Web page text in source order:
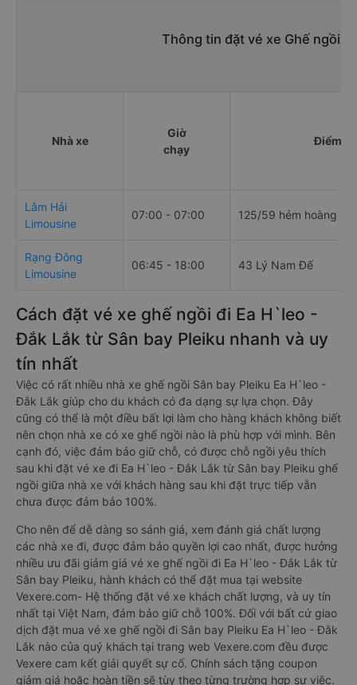
Thông tin đặt vé xe Ghế ngồi
Nhà xe
Giờ
chạy
Điểm đi
Lâm Hải
Limousine
07:00 - 07:00 125/59 hẻm hoàng sa
Rạng Đông
Limousine
06:45 - 18:00 43 Lý Nam Đế
Cách đặt vé xe ghế ngồi đi Ea H`leo -
Đắk Lắk từ Sân bay Pleiku nhanh và uy
tín nhất
Việc có rất nhiều nhà xe ghế ngồi Sân bay Pleiku Ea H`leo -
Đắk Lắk giúp cho du khách có đa dạng sự lựa chọn. Đây
cũng có thể là một điều bất lợi làm cho hàng khách không biết
nên chọn nhà xe có xe ghế ngồi nào là phù hợp với mình. Bên
cạnh đó, việc đảm bảo giữ chỗ, có được chỗ ngồi yêu thích
sau khi đặt vé xe đi Ea H`leo - Đắk Lắk từ Sân bay Pleiku ghế
ngồi giữa nhà xe với khách hàng sau khi đặt trực tiếp vẫn
chưa được đảm bảo 100%.
Cho nên để dễ dàng so sánh giá, xem đánh giá chất lượng
các nhà xe đi, được đảm bảo quyền lợi cao nhất, được hưởng
nhiều ưu đãi giảm giá vé xe ghế ngồi đi Ea H`leo - Đắk Lắk từ
Sân bay Pleiku, hành khách có thể đặt mua tại website
Vexere.com- Hệ thống đặt vé xe khách chất lượng, và uy tín
nhất tại Việt Nam, đảm bảo giữ chỗ 100%. Đối với bất cứ giao
dịch đặt mua vé xe ghế ngồi đi Sân bay Pleiku Ea H`leo - Đắk
Lắk nào của quý khách tại trang web Vexere.com đều được
Vexere cam kết giải quyết sự cố. Chính sách tặng coupon
giảm giá hoặc hoàn tiền sẽ tùy theo từng trường hợp sự việc.